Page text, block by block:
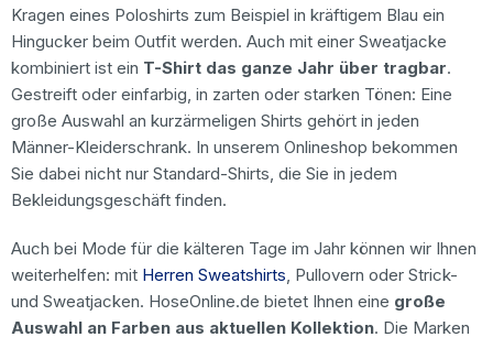
Kragen eines Poloshirts zum Beispiel in kräftigem Blau ein
Hingucker beim Outfit werden. Auch mit einer Sweatjacke
kombiniert ist ein T-Shirt das ganze Jahr über tragbar.
Gestreift oder einfarbig, in zarten oder starken Tönen: Eine
große Auswahl an kurzärmeligen Shirts gehört in jeden
Männer-Kleiderschrank. In unserem Onlineshop bekommen
Sie dabei nicht nur Standard-Shirts, die Sie in jedem
Bekleidungsgeschäft finden.
Auch bei Mode für die kälteren Tage im Jahr können wir Ihnen
weiterhelfen: mit Herren Sweatshirts, Pullovern oder Strick-
und Sweatjacken. HoseOnline.de bietet Ihnen eine große
Auswahl an Farben aus aktuellen Kollektion. Die Marken